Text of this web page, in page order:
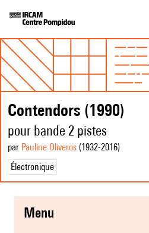
Contendors (1990)
pour bande 2 pistes
par Pauline Oliveros (1932-2016)
Électronique
menu